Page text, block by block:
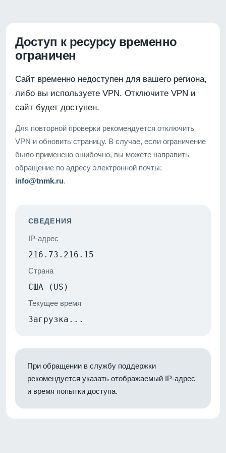
Доступ к ресурсу временно
ограничен
Сайт временно недоступен для вашего региона,
либо вы используете VPN. Отключите VPN и
сайт будет доступен.
Для повторной проверки рекомендуется отключить
VPN и обновить страницу. В случае, если ограничение
было применено ошибочно, вы можете направить
обращение по адресу электронной почты:
info@tnmk.ru.
СВЕДЕНИЯ
IP-адрес
216.73.216.15
Страна
США (US)
Текущее время
Загрузка...
При обращении в службу поддержки
рекомендуется указать отображаемый IP-адрес
и время попытки доступа.